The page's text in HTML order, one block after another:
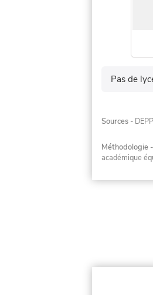
Pas de
Sources -
Méthodologie
académique